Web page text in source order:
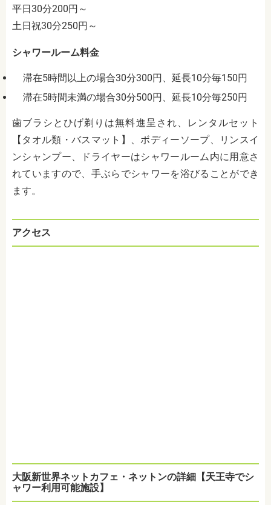
平日30分200円～
土日祝30分250円～
シャワールーム料金
滞在5時間以上の場合30分300円、延長10分毎150円
滞在5時間未満の場合30分500円、延長10分毎250円
歯ブラシとひげ剃りは無料進呈され、レンタルセット
【タオル類・バスマット】、ボディーソープ、リンスイ
ンシャンプー、ドライヤーはシャワールーム内に用意さ
れていますので、手ぶらでシャワーを浴びることができ
ます。
アクセス
大阪新世界ネットカフェ・ネットンの詳細【天王寺でシ
ャワー利用可能施設】